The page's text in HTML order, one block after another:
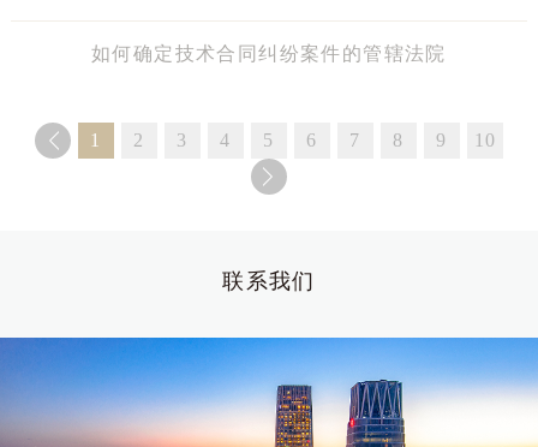
如何确定技术合同纠纷案件的管辖法院
1 2 3 4 5 6 7 8 9 10
联系我们